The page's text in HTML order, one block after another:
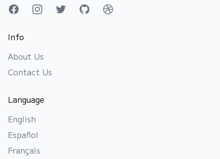
FacebookInstagramTwitterGitHubDribbble
Info
About Us
Contact Us
Language
English
Español
Français